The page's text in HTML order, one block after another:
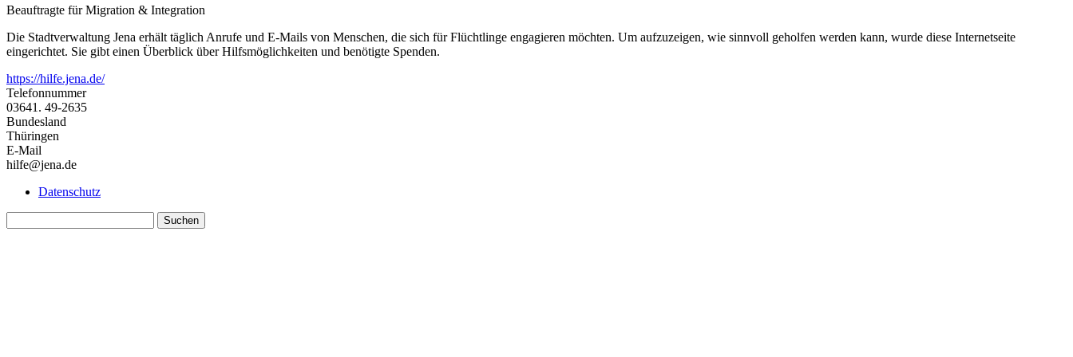
Beauftragte für Migration & Integration
Die Stadtverwaltung Jena erhält täglich Anrufe und E-Mails von Menschen, die sich für Flüchtlinge engagieren möchten. Um aufzuzeigen, wie sinnvoll geholfen werden kann, wurde diese Internetseite
eingerichtet. Sie gibt einen Überblick über Hilfsmöglichkeiten und benötigte Spenden.
https://hilfe.jena.de/
Telefonnummer
03641. 49-2635
Bundesland
Thüringen
E-Mail
hilfe@jena.de
Datenschutz